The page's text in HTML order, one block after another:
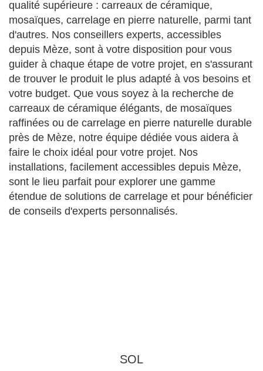
qualité supérieure : carreaux de céramique,
mosaïques, carrelage en pierre naturelle, parmi tant
d'autres. Nos conseillers experts, accessibles
depuis Mèze, sont à votre disposition pour vous
guider à chaque étape de votre projet, en s'assurant
de trouver le produit le plus adapté à vos besoins et
votre budget. Que vous soyez à la recherche de
carreaux de céramique élégants, de mosaïques
raffinées ou de carrelage en pierre naturelle durable
près de Mèze, notre équipe dédiée vous aidera à
faire le choix idéal pour votre projet. Nos
installations, facilement accessibles depuis Mèze,
sont le lieu parfait pour explorer une gamme
étendue de solutions de carrelage et pour bénéficier
de conseils d'experts personnalisés.
SOL